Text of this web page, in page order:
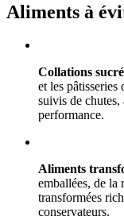
Aliments à
Collations
et les
suivis de
performance.
Aliments
emballées, de la
transformées
conservateurs.